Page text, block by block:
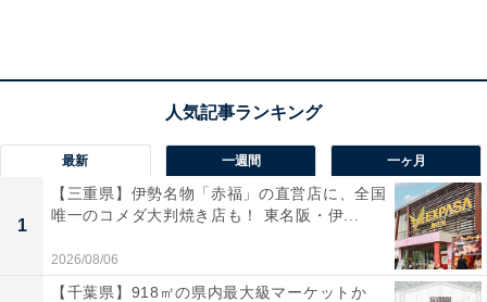
最新 一週間 一ヶ月
1
【三重県】伊勢名物「赤福」の直営店に、全国
唯一のコメダ大判焼き店も！ 東名阪・伊...
2026/08/06
【千葉県】918㎡の県内最大級マーケットか